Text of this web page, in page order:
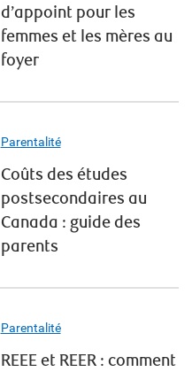
d’appoint pour les
femmes et les mères au
foyer
Parentalité
Coûts des études
postsecondaires au
Canada : guide des
parents
Parentalité
REEE et REER : comment